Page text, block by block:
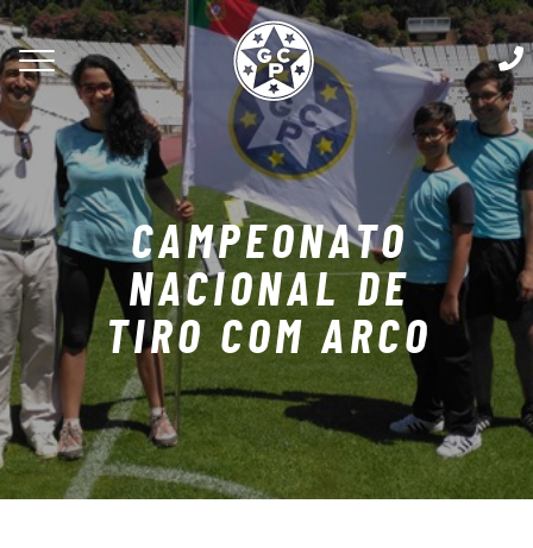
CAMPEONATO
NACIONAL DE
TIRO COM ARCO